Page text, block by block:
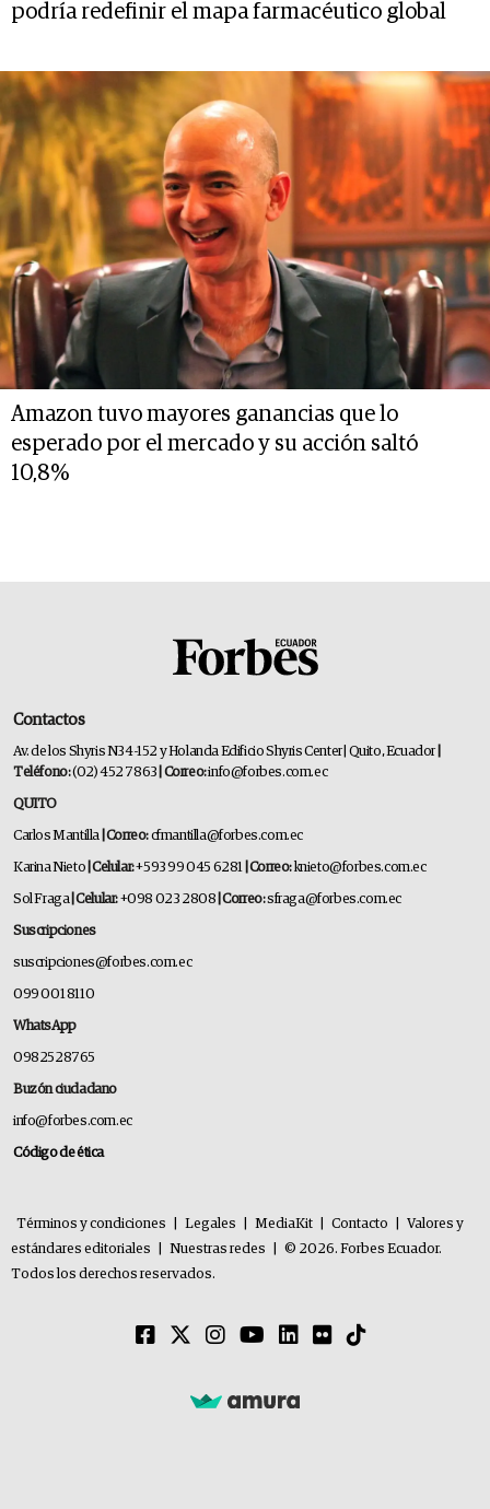
podría redefinir el mapa farmacéutico global
Amazon tuvo mayores ganancias que lo
esperado por el mercado y su acción saltó
10,8%
Contactos
Av. de los Shyris N34-152 y Holanda Edificio Shyris Center | Quito, Ecuador
Teléfono:(02) 452 7863 | Correo:info@forbes.com.ec
QUITO
Carlos Mantilla | Correo:cfmantilla@forbes.com.ec
Karina Nieto | Celular:+593 99 045 6281 | Correo:knieto@forbes.com.ec
Sol Fraga| Celular:+098 023 2808 | Correo:sfraga@forbes.com.ec
Suscripciones
suscripciones@forbes.com.ec
099 001 8110
WhatsApp
0982528765
Buzón ciudadano
info@forbes.com.ec
Código de ética
Términos y condiciones Legales MediaKit Contacto
Valores y
estándares editoriales
Nuestras redes
© 2026. Forbes Ecuador.
Todos los derechos reservados.